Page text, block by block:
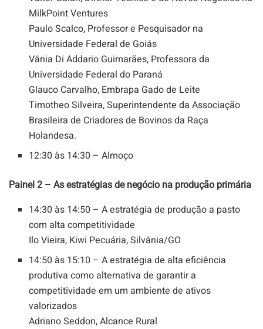
MilkPoint Ventures
Paulo Scalco, Professor e Pesquisador na
Universidade Federal de Goiás
Vânia Di Addario Guimarães, Professora da
Universidade Federal do Paraná
Glauco Carvalho, Embrapa Gado de Leite
Timotheo Silveira, Superintendente da Associação
Brasileira de Criadores de Bovinos da Raça
Holandesa.
12:30 às 14:30 – Almoço
Painel 2 – As estratégias de negócio na produção primária
14:30 às 14:50 – A estratégia de produção a pasto
com alta competitividade
Ilo Vieira, Kiwi Pecuária, Silvânia/GO
14:50 às 15:10 – A estratégia de alta eficiência
produtiva como alternativa de garantir a
competitividade em um ambiente de ativos
valorizados
Adriano Seddon, Alcance Rural